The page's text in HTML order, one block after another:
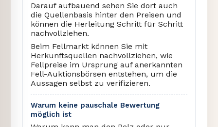
Darauf aufbauend sehen Sie dort auch
die Quellenbasis hinter den Preisen und
können die Herleitung Schritt für Schritt
nachvollziehen.
Beim Fellmarkt können Sie mit
Herkunftsquellen nachvollziehen, wie
Fellpreise im Ursprung auf anerkannten
Fell-Auktionsbörsen entstehen, um die
Aussagen selbst zu verifizieren.
Warum keine pauschale Bewertung
möglich ist